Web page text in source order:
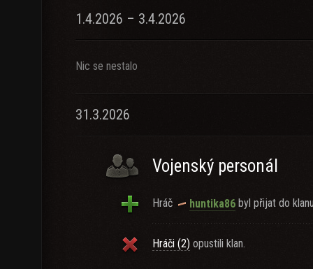
1.4.2026 – 3.4.2026
Nic se nestalo
31.3.2026
Vojenský personál
Hráč huntika86 byl přijat do
Hráči (2) opustili klan.